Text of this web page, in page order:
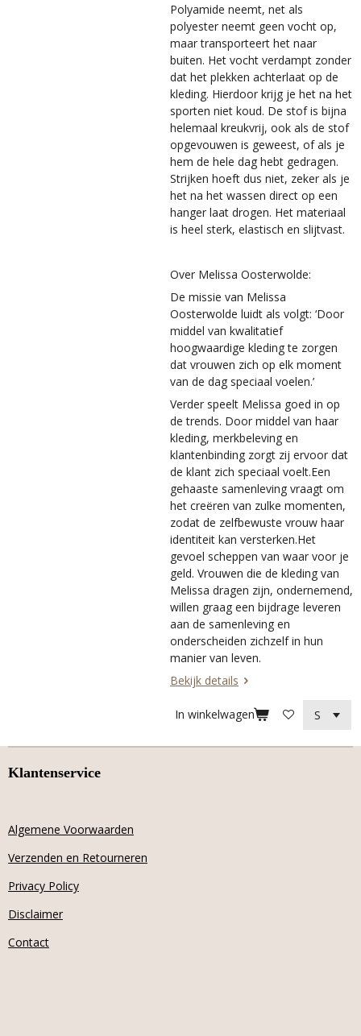
Polyamide neemt, net als
polyester neemt geen vocht op,
maar transporteert het naar
buiten. Het vocht verdampt zonder
dat het plekken achterlaat op de
kleding. Hierdoor krijg je het na het
sporten niet koud. De stof is bijna
helemaal kreukvrij, ook als de stof
opgevouwen is geweest, of als je
hem de hele dag hebt gedragen.
Strijken hoeft dus niet, zeker als je
het na het wassen direct op een
hanger laat drogen. Het materiaal
is heel sterk, elastisch en slijtvast.
Over Melissa Oosterwolde:
De missie van Melissa
Oosterwolde luidt als volgt: ‘Door
middel van kwalitatief
hoogwaardige kleding te zorgen
dat vrouwen zich op elk moment
van de dag speciaal voelen.’
Verder speelt Melissa goed in op
de trends. Door middel van haar
kleding, merkbeleving en
klantenbinding zorgt zij ervoor dat
de klant zich speciaal voelt.Een
gehaaste samenleving vraagt om
het creëren van zulke momenten,
zodat de zelfbewuste vrouw haar
identiteit kan versterken.Het
gevoel scheppen van waar voor je
geld. Vrouwen die de kleding van
Melissa dragen zijn, ondernemend,
willen graag een bijdrage leveren
aan de samenleving en
onderscheiden zichzelf in hun
manier van leven.
Bekijk details
In winkelwagen
Klantenservice
Algemene Voorwaarden
Verzenden en Retourneren
Privacy Policy
Disclaimer
Contact